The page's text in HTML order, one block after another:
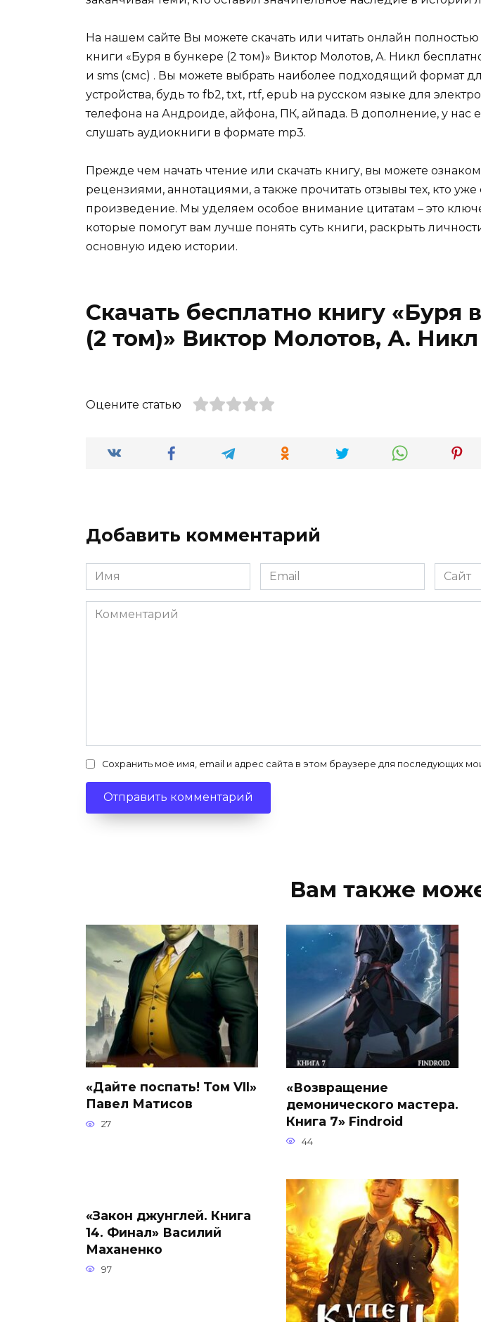
На нашем сайте Вы можете скачать или читать онлайн
книги «Буря в бункере (2 том)» Виктор Молотов, А. Никл
и sms (смс) . Вы можете выбрать наиболее подходящий формат
устройства, будь то fb2, txt, rtf, epub на русском языке для
телефона на Андроиде, айфона, ПК, айпада. В дополнение, у нас
слушать аудиокниги в формате mp3.
Прежде чем начать чтение или скачать книгу, вы можете
рецензиями, аннотациями, а также прочитать отзывы тех, кто
произведение. Мы уделяем особое внимание цитатам – это
которые помогут вам лучше понять суть книги, раскрыть
основную идею истории.
Скачать бесплатно книгу «Буря
(2 том)» Виктор Молотов, А. Никл
Оцените статью
Добавить комментарий
Имя
*
Email
*
Сайт
Комментарий
Сохранить моё имя, email и адрес сайта в этом браузере для последующих
Вам также
«Дайте поспать! Том VII»
Павел Матисов
27
«Возвращение
демонического мастера.
Книга 7» Findroid
44
«Закон джунглей. Книга
14. Финал» Василий
Маханенко
97